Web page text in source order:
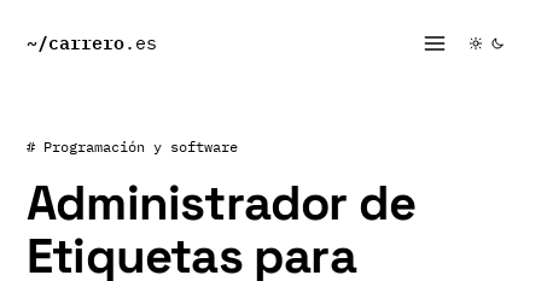
~/carrero.es
# Programación y software
Administrador de
Etiquetas para